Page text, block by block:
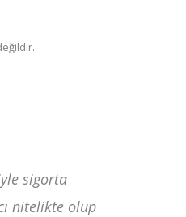
sigorta
nitelikte olup